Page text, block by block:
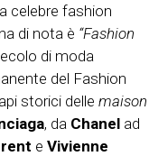
celebre fashion
di nota è “Fashion
di moda
del Fashion
storici delle maison
, da Chanel ad
e Vivienne